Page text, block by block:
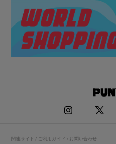
関連サイト / ご利用ガイド / お問い合わせ